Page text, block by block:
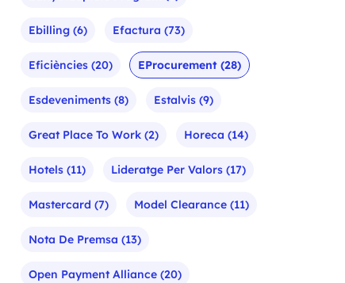
Ebilling(6) Efactura (73)
Eficiències(20) EProcurement(28)
Esdeveniments(8) Estalvis(9)
Great Place To Work(2) Horeca (14)
Hotels(11) Lideratge Per Valors(17)
Mastercard (7) Model Clearance(11)
Nota De Premsa (13)
Open Payment Alliance(20)